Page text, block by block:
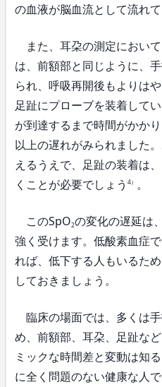
の血液が脳血流として流れ
また、耳朶の測定におい
は、前額部と同じように、
られ、呼吸再開後もよりは
足趾にプローブを装着して
が到達するまで時間がかか
以上の遅れがみられました
えるうえで、足趾の装着は
くことが必要でしょう 4） 。
このSpO2の変化の遅延は
強く受けます。低酸素血症
れば、低下する人もいるた
しておきましょう。
臨床の場面では、多くは
め、前額部、耳朶、足趾な
ミックな時間差と変動は知
に全く問題のない健康な人